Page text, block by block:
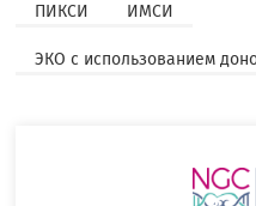
ПИКСИ ИМСИ
ЭКО с использованием